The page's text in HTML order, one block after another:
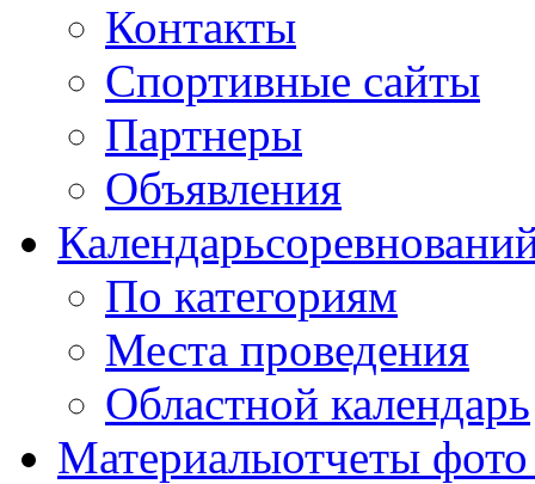
Контакты
Спортивные сайты
Партнеры
Объявления
Календарь
По категориям
Места проведения
Областной календарь
Материалыотчеты